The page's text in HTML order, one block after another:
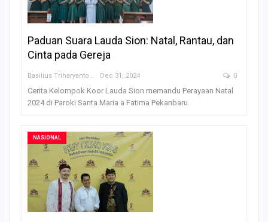
Paduan Suara Lauda Sion: Natal, Rantau, dan
Cinta pada Gereja
Basilius Triharyanto Dec 31, 2024 0
Cerita Kelompok Koor Lauda Sion memandu Perayaan Natal
2024 di Paroki Santa Maria a Fatima Pekanbaru
NASIONAL